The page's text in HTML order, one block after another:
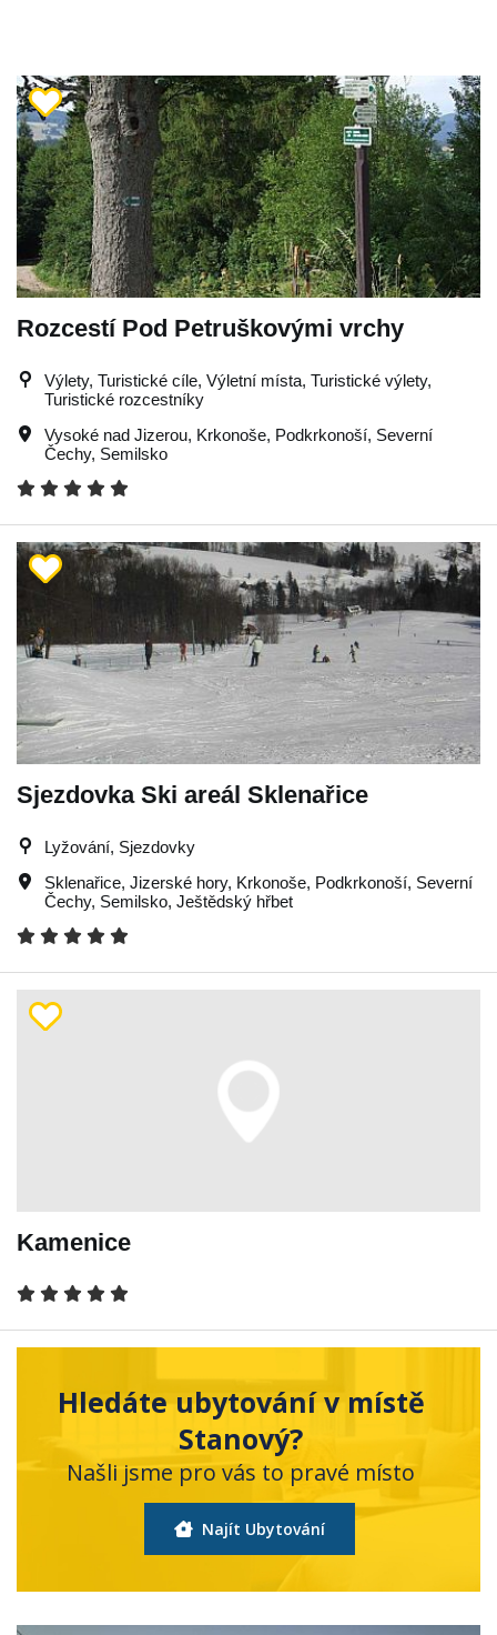
Rozcestí Pod Petruškovými vrchy
Výlety, Turistické cíle, Výletní místa, Turistické výlety,
Turistické rozcestníky
Vysoké nad Jizerou, Krkonoše, Podkrkonoší, Severní
Čechy, Semilsko
Sjezdovka Ski areál Sklenařice
Lyžování, Sjezdovky
Sklenařice, Jizerské hory, Krkonoše, Podkrkonoší, Severní
Čechy, Semilsko, Ještědský hřbet
Kamenice
Hledáte ubytování v místě
Stanový?
Našli jsme pro vás to pravé místo
Najít Ubytování